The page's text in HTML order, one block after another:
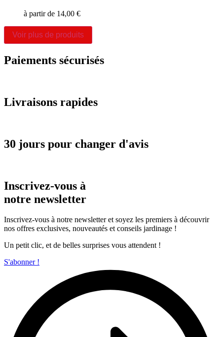
à partir de 14,00 €
Voir plus de produits
Paiements sécurisés
Livraisons rapides
30 jours pour changer d'avis
Inscrivez-vous à
notre newsletter
Inscrivez-vous à notre newsletter et soyez les premiers à découvrir
nos offres exclusives, nouveautés et conseils jardinage !
Un petit clic, et de belles surprises vous attendent !
S'abonner !